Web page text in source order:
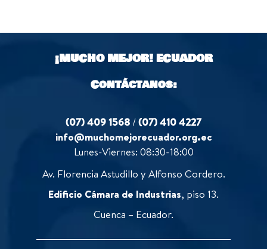
5
t
¡MUCHO MEJOR!ECUADOR
Contáctanos:
(07) 409 1568 /(07) 410 4227
info@muchomejorecuador.org.ec
Lunes-Viernes: 08:30-18:00
Av. Florencia Astudillo y Alfonso Cordero.
Edificio Cámara de Industrias, piso 13.
Cuenca – Ecuador.